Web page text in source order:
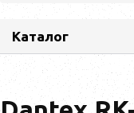
Каталог